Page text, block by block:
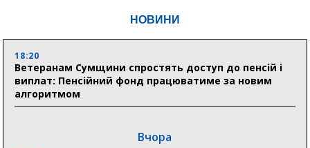
НОВИНИ
18:20
Ветеранам Сумщини спростять доступ до пенсій і
виплат: Пенсійний фонд працюватиме за новим
алгоритмом
Вчора